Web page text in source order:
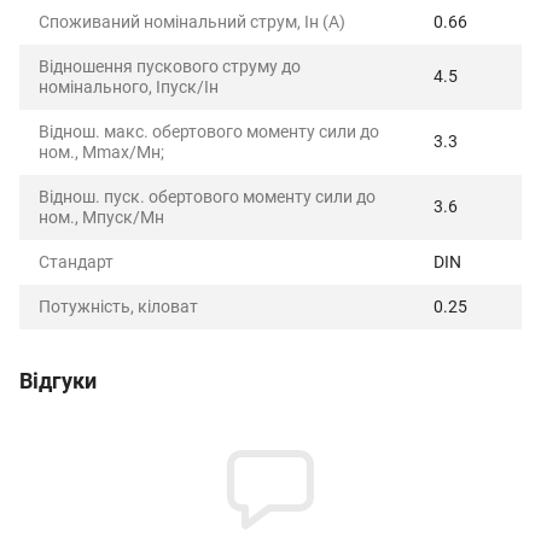
Споживаний номінальний струм, Iн (А) 0.66
Відношення пускового струму до
номінального, Iпуск/Iн
4.5
Віднош. макс. обертового моменту сили до
ном., Mmax/Mн;
3.3
Віднош. пуск. обертового моменту сили до
ном., Mпуск/Mн
3.6
Стандарт DIN
Потужність, кіловат 0.25
Відгуки